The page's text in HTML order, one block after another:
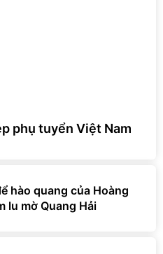
phụ tuyển Việt Nam
hào quang của Hoàng
lu mờ Quang Hải